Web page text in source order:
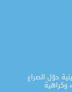
حوّل الصراع